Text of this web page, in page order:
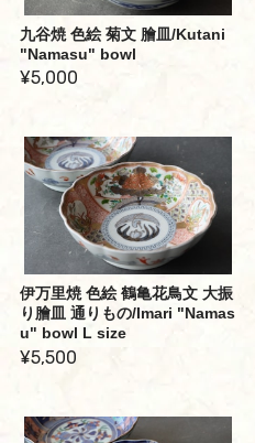
九谷焼 色絵 菊文 膾皿/Kutani
"Namasu" bowl
¥5,000
伊万里焼 色絵 鶴亀花鳥文 大振
り膾皿 通りもの/Imari "Namas
u" bowl L size
¥5,500